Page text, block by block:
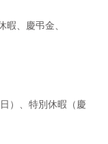
、慶弔金、
）、特別休暇（慶